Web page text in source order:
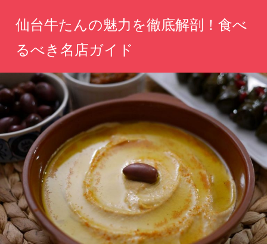
ツ
へ
ス
キ
ッ
プ
仙台牛たんの魅力を徹底解剖！食べ
るべき名店ガイド
の
味
を
一
口
で
感
じ
る、
絶
品
牛